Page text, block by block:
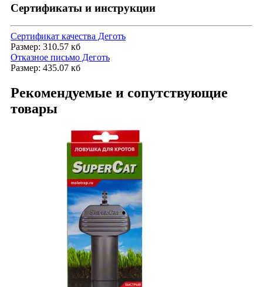
Сертификаты и инструкции
Сертификат качества Деготь
Размер: 310.57 кб
Отказное письмо Деготь
Размер: 435.07 кб
Рекомендуемые и сопутствующие
товары